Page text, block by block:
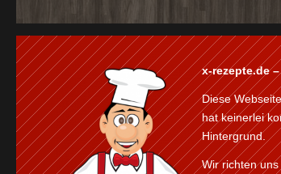
x-rezepte.de
Diese
hat keinerlei
Hintergrund.
Wir richten